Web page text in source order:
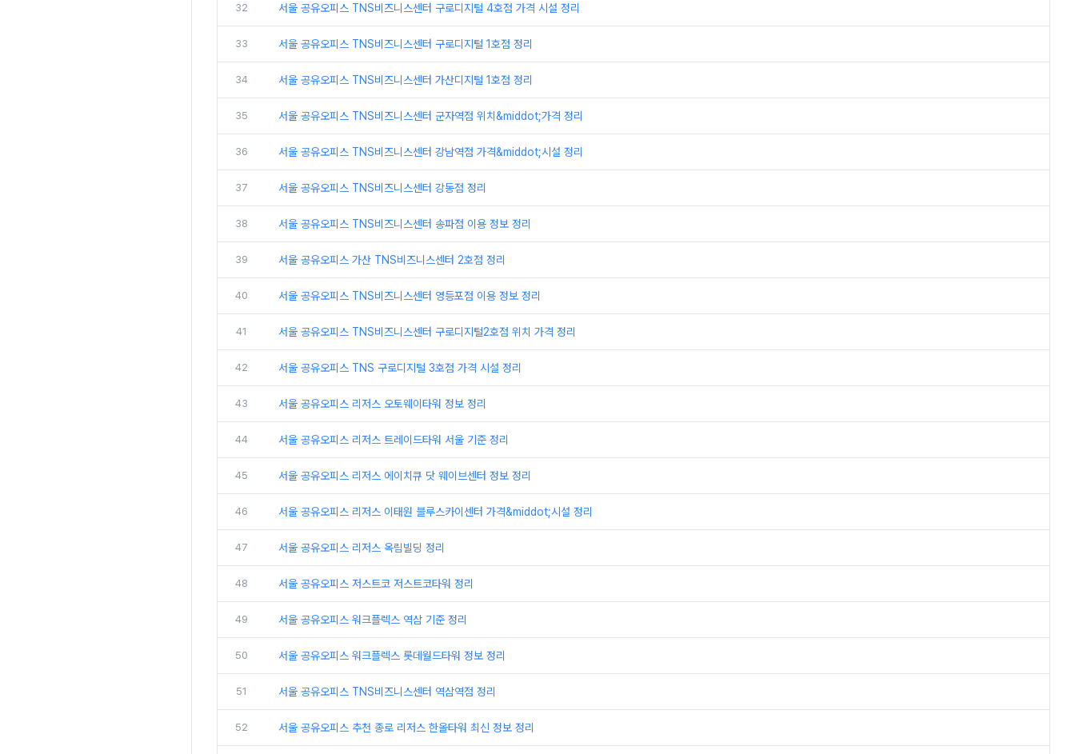
32 서울 공유오피스 TNS비즈니스센터 구로디지털 4호점 가격 시설 정리
33 서울 공유오피스 TNS비즈니스센터 구로디지털 1호점 정리
34 서울 공유오피스 TNS비즈니스센터 가산디지털 1호점 정리
35 서울 공유오피스 TNS비즈니스센터 군자역점 위치&middot;가격 정리
36 서울 공유오피스 TNS비즈니스센터 강남역점 가격&middot;시설 정리
37 서울 공유오피스 TNS비즈니스센터 강동점 정리
38 서울 공유오피스 TNS비즈니스센터 송파점 이용 정보 정리
39 서울 공유오피스 가산 TNS비즈니스센터 2호점 정리
40 서울 공유오피스 TNS비즈니스센터 영등포점 이용 정보 정리
41 서울 공유오피스 TNS비즈니스센터 구로디지털2호점 위치 가격 정리
42 서울 공유오피스 TNS 구로디지털 3호점 가격 시설 정리
43 서울 공유오피스 리저스 오토웨이타워 정보 정리
44 서울 공유오피스 리저스 트레이드타워 서울 기준 정리
45 서울 공유오피스 리저스 에이치큐 닷 웨이브센터 정보 정리
46 서울 공유오피스 리저스 이태원 블루스카이센터 가격&middot;시설 정리
47 서울 공유오피스 리저스 옥림빌딩 정리
48 서울 공유오피스 저스트코 저스트코타워 정리
49 서울 공유오피스 워크플렉스 역삼 기준 정리
50 서울 공유오피스 워크플렉스 롯데월드타워 정보 정리
51 서울 공유오피스 TNS비즈니스센터 역삼역점 정리
52 서울 공유오피스 추천 종로 리저스 한올타워 최신 정보 정리